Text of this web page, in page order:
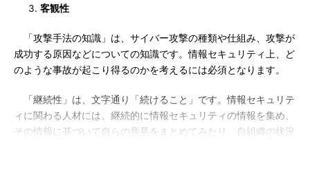
客観性
「攻撃手法の知識」は、サイバー攻撃の種類や仕組み、攻撃が
成功する原因などについての知識です。情報セキュリティ上、ど
のような事故が起こり得るのかを考えるには必須となります。
「継続性」は、文字通り「続けること」です。情報セキュリテ
ィに関わる人材には、継続的に情報セキュリティの情報を集め、
その情報に基づいて自らの意見をまとめてみたり、自組織の状況